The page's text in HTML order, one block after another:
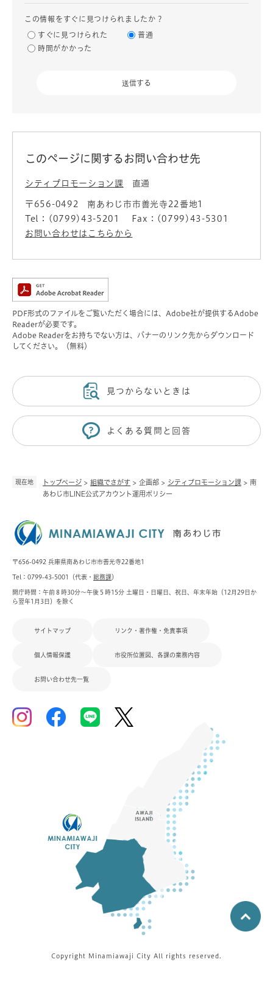
現在地 トップページ > 組織でさがす > 企画部 > シティプロモーション課 > 南
あわじ市LINE公式アカウント運用ポリシー
この情報をすぐに見つけられましたか？
すぐに見つけられた
普通
時間がかかった
このページに関するお問い合わせ先
シティプロモーション課 直通
〒656-0492
南あわじ市市善光寺22番地1
Tel：(0799)43-5201
Fax：(0799)43-5301
お問い合わせはこちらから
PDF形式のファイルをご覧いただく場合には、Adobe社が提供するAdobe
Readerが必要です。
Adobe Readerをお持ちでない方は、バナーのリンク先からダウンロード
してください。（無料）
見つからないときは
よくある質問と回答
〒656-0492 兵庫県南あわじ市市善光寺22番地1
Tel：0799-43-5001（代表・ 総務課）
開庁時間：午前８時30分～午後５時15分 土曜日・日曜日、祝日、年末年始（12月29日か
ら翌年1月3日）を除く
サイトマップ リンク・著作権・免責事項
個人情報保護 市役所位置図、各課の業務内容
お問い合わせ先一覧
Copyright Minamiawaji City All rights reserved.